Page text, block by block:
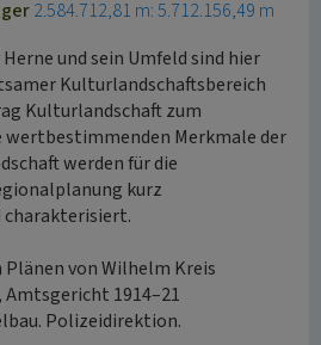
2.584.712,81 m: 5.712.156,49 m
und sein Umfeld sind hier
Kulturlandschaftsbereich
Kulturlandschaft zum
wertbestimmenden Merkmale der
werden für die
kurz
charakterisiert.
Plänen von Wilhelm Kreis
1914–21
Polizeidirektion.